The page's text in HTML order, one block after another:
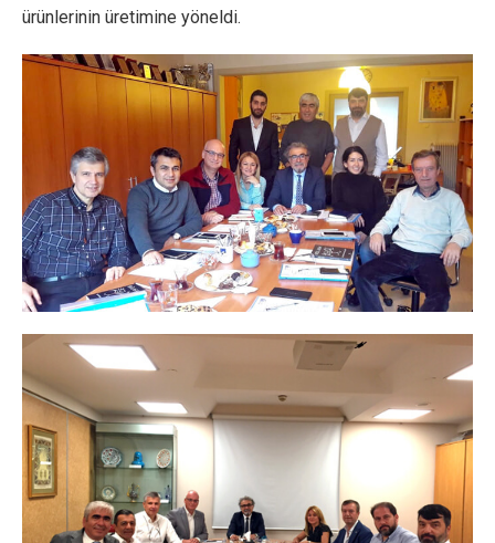
ürünlerinin üretimine yöneldi.